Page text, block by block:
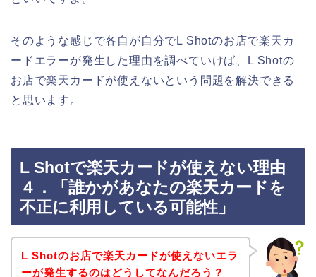
そのような感じで各自が自分でL Shotのお店で楽天カ
ードエラーが発生した理由を調べていけば、L Shotの
お店で楽天カードが使えないという問題を解決できる
と思います。
L Shotで楽天カードが使えない理由
４．「誰かがあなたの楽天カードを
不正に利用している可能性」
L Shotのお店で楽天カードが使えないエラ
ーが発生するのはどうしてなんだろう？